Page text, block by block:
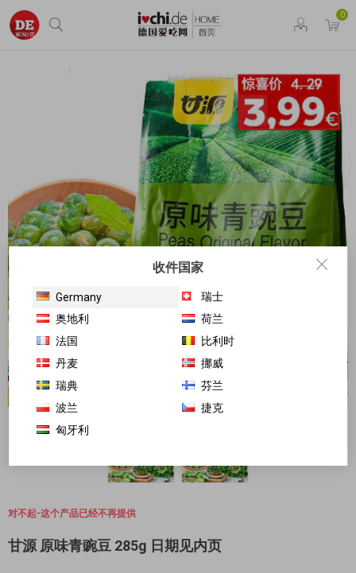
0
对不起-这个产品已经不再提供
甘源 原味青豌豆 285g 日期见内页
收件国家
Germany
瑞士
奥地利
荷兰
法国
比利时
丹麦
挪威
瑞典
芬兰
波兰
捷克
匈牙利